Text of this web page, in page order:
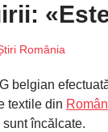
România
belgian
textile din
încălcate.